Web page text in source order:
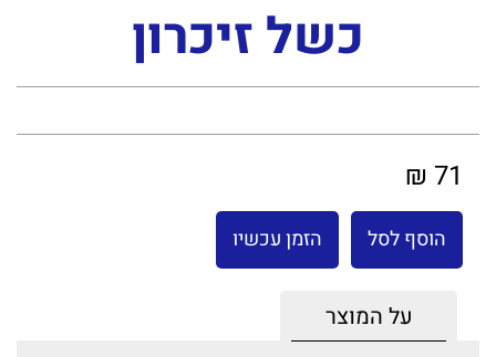
כשל זיכרון
71 ₪
הוסף לסל הזמן עכשיו
על המוצר